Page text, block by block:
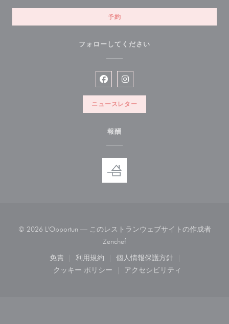
予約
フォローしてください
Facebook ((新しいウィンドウで開
Instagram ((新しいウィンド
ニュースレター
報酬
© 2026 L'Opportun — このレストランウェブサイトの作成者
Zenchef((新しいウィンドウで開きます))
免責
((新しいウィンドウで開きます))
利用規約
((新しいウィンドウで開きます))
個人情報保護方針
((新しいウィンドウで開
クッキー ポリシー
((新しいウィンドウで開きます))
アクセシビリティ
((新しいウィンドウで